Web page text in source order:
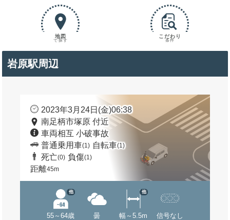
地図
で探す
こだわり
条件
岩原駅周辺
2023年3月24日(金)06:38
南足柄市塚原 付近
車両相互 小破事故
普通乗用車(1) 自転車(1)
死亡(0) 負傷(1)
距離45m
55～64歳
他
曇 幅～5.5m
他
信号なし